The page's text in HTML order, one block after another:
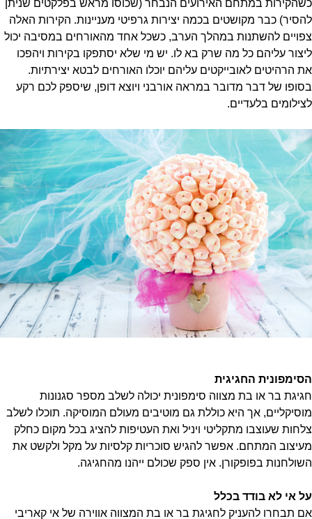
כשהקירות במתחם האירועים הנבחר (שכוסו מראש בפלקטים שניתן
להסיר) כבר מקושטים בכמה יצירות גרפיטי מעניינות. הקירות האלה
צפויים להשתנות במהלך הערב, כשכל אחד מהאורחים במסיבה יכול
ליצור עליהם כל מה שרק בא לו. יש מי שלא יסתפקו בקירות ויהפכו
את הרהיטים לאובייקטים עליהם יוכלו האורחים לבטא יצירתיות.
בסופו של דבר מדובר במראה אורבני ויוצא דופן, שיספק לכם רקע
לצילומים בלעדיים.
הסימפונית החגיגית
חגיגת בר או בת מצווה סימפונית יכולה לשלב מספר סגנונות
מוסיקליים, אך היא כוללת גם מוטיבים מעולם המוסיקה. תוכלו לשלב
צלחות שעוצבו מתקליטי ויניל ואת העטיפות להציג בכל מקום כחלק
מעיצוב המתחם. אפשר להגיש סוכריות קלסיות על מקל ולקשט את
השולחנות בפופקורן. אין ספק שכולם ייהנו מהחגיגה.
על אי לא בודד בכלל
אם תבחרו להעניק לחגיגת בר או בת המצווה אווירה של אי קאריבי